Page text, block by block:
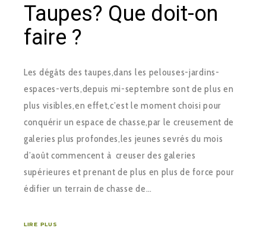
Taupes? Que doit-on
faire ?
Les dégâts des taupes,dans les pelouses-jardins-
espaces-verts,depuis mi-septembre sont de plus en
plus visibles,en effet,c’est le moment choisi pour
conquérir un espace de chasse,par le creusement de
galeries plus profondes,les jeunes sevrés du mois
d’août commencent à creuser des galeries
supérieures et prenant de plus en plus de force pour
édifier un terrain de chasse de…
LIRE PLUS